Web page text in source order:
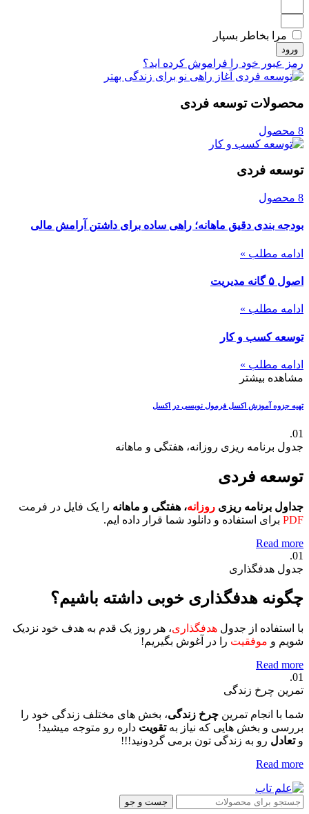
مرا بخاطر بسپار
ورود
رمز عبور خود را فراموش کرده اید؟
محصولات توسعه فردی
8 محصول
توسعه فردی
8 محصول
بودجه بندی دقیق ماهانه؛ راهی ساده برای داشتن آرامش مالی
ادامه مطلب »
اصول ۵ گانه مدیریت
ادامه مطلب »
توسعه کسب و کار
ادامه مطلب »
مشاهده بیشتر
تهیه جزوه آموزش اکسل فرمول نویسی در اکسل
01.
جدول برنامه ریزی روزانه، هفتگی و ماهانه
توسعه فردی
جداول برنامه ریزی روزانه، هفتگی و ماهانه را یک فایل در فرمت
PDF برای استفاده و دانلود شما قرار داده ایم.
Read more
01.
جدول هدفگذاری
چگونه هدفگذاری خوبی داشته باشیم؟
با استفاده از جدول هدفگذاری، هر روز یک قدم به هدف خود نزدیک
شویم و موفقیت را در آغوش بگیریم!
Read more
01.
تمرین چرخ زندگی
شما با انجام تمرین چرخ زندگی، بخش های مختلف زندگی خود را
بررسی و بخش هایی که نیاز بهتقویت داره رو متوجه میشید!
وتعادل رو به زندگی تون برمی گردونید!!!
Read more
جست و جو